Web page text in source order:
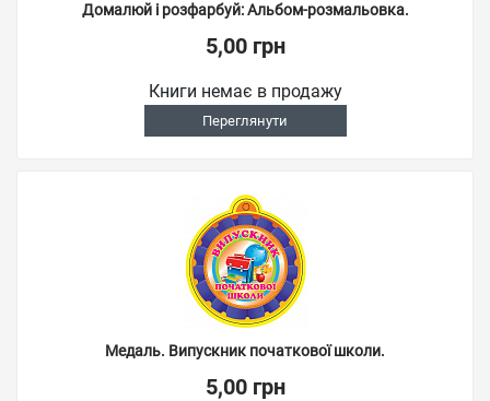
Домалюй і розфарбуй: Альбом-розмальовка.
5,00 грн
Книги немає в продажу
Переглянути
Медаль. Випускник початкової школи.
5,00 грн